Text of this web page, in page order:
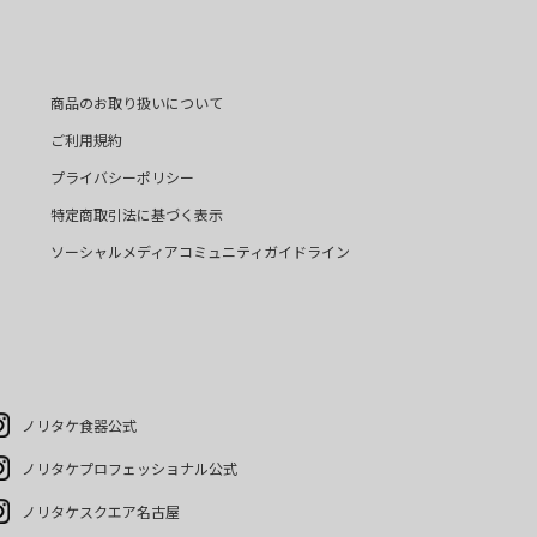
商品のお取り扱いについて
ご利用規約
プライバシーポリシー
特定商取引法に基づく表示
ソーシャルメディアコミュニティガイドライン
ノリタケ食器公式
ノリタケプロフェッショナル公式
ノリタケスクエア名古屋